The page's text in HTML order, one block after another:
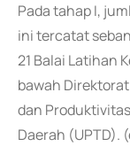
Pada tahap I,
ini tercatat
21 Balai Latihan
bawah
dan
Daerah (UPTD).